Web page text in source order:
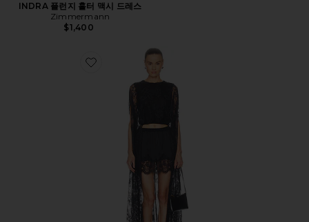
INDRA 플런지 홀터 맥시 드레스
Zimmermann
$1,400